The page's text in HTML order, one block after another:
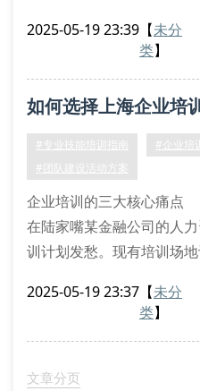
一、专业培训机构的三大核
量身打造”跨文化沟通+技
该企业项目交付效率提升
种
2025-05-19 23:39 【未分
类】
如何选择上海企业培
率？
#专业技能培训指南
#企业培
#团队建设活动方案
企业培训的三大核心痛点
在陆家嘴某金融公司的人
训计划发愁。现有培训场
基地存在的三个典型问题
通过走访20余家上海培训
2025-05-19 23:37 【未分
类】
文章分页